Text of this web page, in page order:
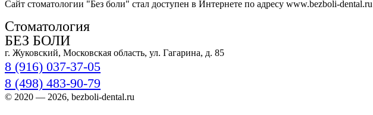
Сайт стоматологии "Без боли" стал доступен в Интернете по адресу www.bezboli-dental.ru
Стоматология
БЕЗ БОЛИ
г. Жуковский, Московская область, ул. Гагарина, д. 85
8 (916) 037-37-05
8 (498) 483-90-79
© 2020 — 2026, bezboli-dental.ru